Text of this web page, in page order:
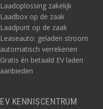
Laadoplossing zakelijk
Laadbox op de zaak
Laadpunt op de zaak
Leaseauto: geladen stroom
automatisch verrekenen
Gratis én betaald EV laden
aanbieden
EV KENNISCENTRUM